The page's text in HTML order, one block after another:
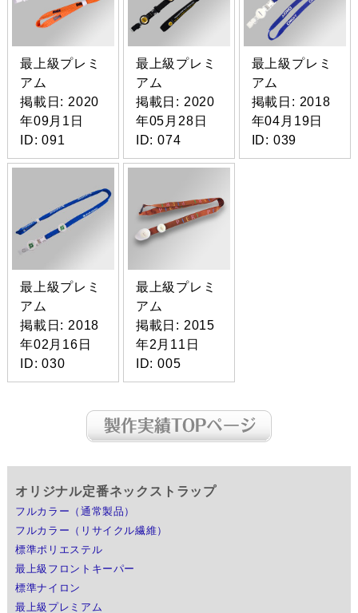
最上級プレミ
アム
掲載日: 2020
年09月1日
ID: 091
最上級プレミ
アム
掲載日: 2020
年05月28日
ID: 074
最上級プレミ
アム
掲載日: 2018
年04月19日
ID: 039
最上級プレミ
アム
掲載日: 2018
年02月16日
ID: 030
最上級プレミ
アム
掲載日: 2015
年2月11日
ID: 005
オリジナル定番ネックストラップ
フルカラー（通常製品）
フルカラー（リサイクル繊維）
標準ポリエステル
最上級フロントキーパー
標準ナイロン
最上級プレミアム